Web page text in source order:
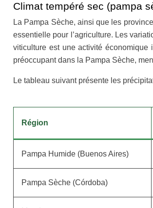
Climat tempéré sec (pampa
La Pampa Sèche, ainsi que les
essentielle pour l’agriculture. Les
viticulture est une activité économique
préoccupant dans la Pampa Sèche,
Le tableau suivant présente les
Région
Pampa Humide (Buenos Aires)
Pampa Sèche (Córdoba)